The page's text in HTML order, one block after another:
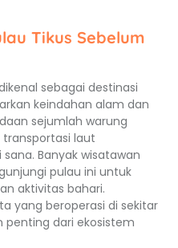
Tikus Sebelum
sebagai destinasi
keindahan alam dan
sejumlah warung
laut
Banyak wisatawan
pulau ini untuk
aktivitas bahari.
yang beroperasi di sekitar
penting dari ekosistem